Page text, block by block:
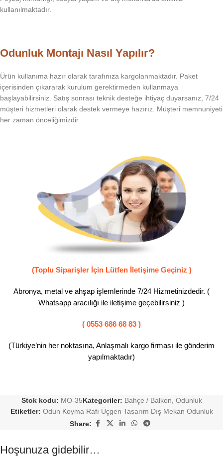
kullanılmaktadır.
Odunluk Montajı Nasıl Yapılır?
Ürün kullanıma hazır olarak tarafınıza kargolanmaktadır. Paket
içerisinden çıkararak kurulum gerektirmeden kullanmaya
başlayabilirsiniz. Satış sonrası teknik desteğe ihtiyaç duyarsanız, 7/24
müşteri hizmetleri olarak destek vermeye hazırız. Müşteri memnuniyeti
her zaman önceliğimizdir.
(Toplu Siparişler İçin Lütfen İletişime Geçiniz )
Abronya, metal ve ahşap işlemlerinde 7/24 Hizmetinizdedir. (
Whatsapp aracılığı ile iletişime geçebilirsiniz )
( 0553 686 68 83 )
(Türkiye’nin her noktasına, Anlaşmalı kargo firması ile gönderim
yapılmaktadır)
Stok kodu: MO-35Kategoriler: Bahçe / Balkon, Odunluk
Etiketler: Odun Koyma Rafı Üçgen Tasarım Dış Mekan Odunluk
Share:
Hoşunuza gidebilir…